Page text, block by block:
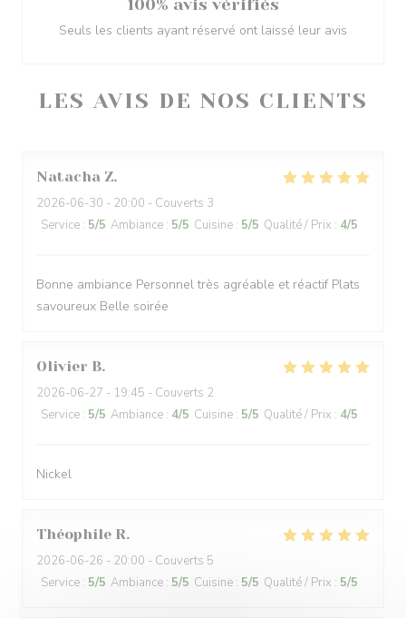
LES AVIS DE NOS CLIENTS
Natacha Z
2026-06-30 - 20:00 - Couverts 3
Service : 5/5 Ambiance : 5/5 Cuisine : 5/5 Qualité / Prix : 4/5
Bonne ambiance Personnel très agréable et réactif Plats
savoureux Belle soirée
Olivier B
2026-06-27 - 19:45 - Couverts 2
Service : 5/5 Ambiance : 4/5 Cuisine : 5/5 Qualité / Prix : 4/5
Nickel
Théophile R
2026-06-26 - 20:00 - Couverts 5
Service : 5/5 Ambiance : 5/5 Cuisine : 5/5 Qualité / Prix : 5/5
100% avis vérifiés
Seuls les clients ayant réservé ont laissé leur avis